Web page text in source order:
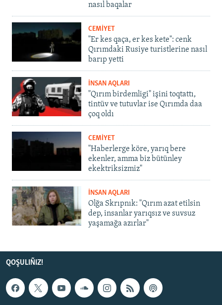
nasıl baqalar
CEMİYET
"Er kes qaça, er kes kete": cenk
Qırımdaki Rusiye turistlerine nasıl
barıp yetti
İNSAN AQLARI
"Qırım birdemligi" işini toqtattı,
tintüv ve tutuvlar ise Qırımda daa
çoq oldı
CEMİYET
"Haberlerge köre, yarıq bere
ekenler, amma biz bütünley
ekektriksizmiz"
İNSAN AQLARI
Olğa Skrıpnık: "Qırım azat etilsin
dep, insanlar yarıqsız ve suvsuz
yaşamağa azırlar"
QOŞULIÑIZ!